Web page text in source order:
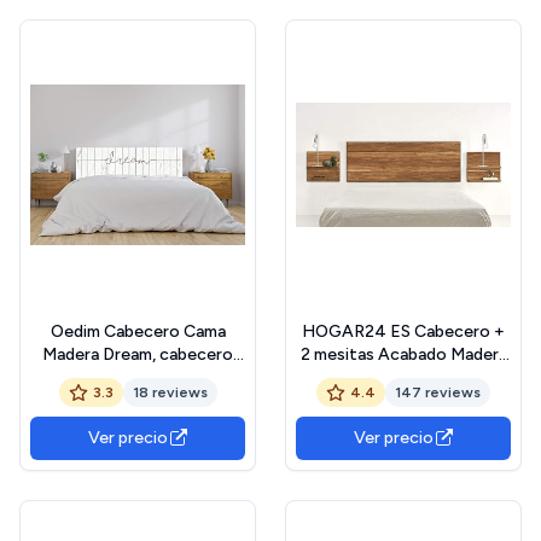
Oedim Cabecero Cama
Madera Dream, cabecero
Decorativo para Camas,
decoración para
Habitaciones
3.3 18 reviews
Ver precio
HOGAR24 ES Cabecero +
2 mesitas Acabado Madera
Maciza Natural, Medidas
155 x 60 x 2 cm
4.4 147 reviews
Ver precio